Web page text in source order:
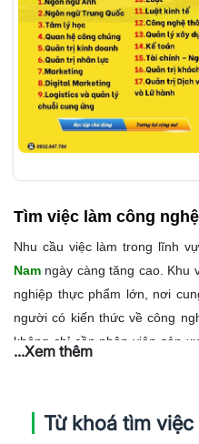
Tìm việc làm công
Nhu cầu việc làm trong lĩnh
Nam ngày càng tăng cao. Khu
nghiệp thực phẩm lớn, nơi
người có kiến thức về công
không chỉ cần nhân viên sản
nghệ thực phẩm, Hà Nam là
nghiệp. Tuy nhiên, kèm theo
...Xem thêm
Từ khoá tìm